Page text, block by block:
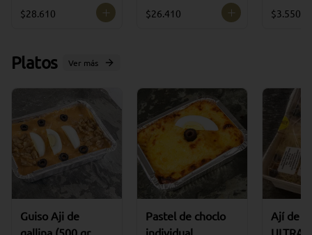
$28.610
ULTRACONGELA
$26.410
HUEVO
$3.550
Platos Ver más
Guiso Aji de
gallina (500 gr
Pastel de choclo
individual
Ají de